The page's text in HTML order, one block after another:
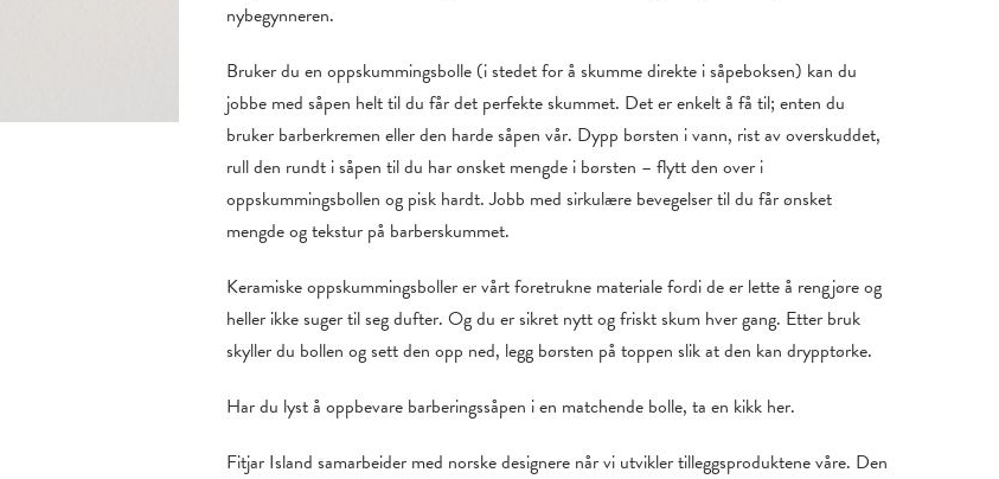
nybegynneren.
Bruker du en oppskummingsbolle (i stedet for å skumme direkte i såpeboksen) kan du
jobbe med såpen helt til du får det perfekte skummet. Det er enkelt å få til; enten du
bruker barberkremen eller den harde såpen vår. Dypp børsten i vann, rist av overskuddet,
rull den rundt i såpen til du har ønsket mengde i børsten – flytt den over i
oppskummingsbollen og pisk hardt. Jobb med sirkulære bevegelser til du får ønsket
mengde og tekstur på barberskummet.
Keramiske oppskummingsboller er vårt foretrukne materiale fordi de er lette å rengjøre og
heller ikke suger til seg dufter. Og du er sikret nytt og friskt skum hver gang. Etter bruk
skyller du bollen og sett den opp ned, legg børsten på toppen slik at den kan drypptørke.
Har du lyst å oppbevare barberingssåpen i en matchende bolle, ta en kikk her.
Fitjar Island samarbeider med norske designere når vi utvikler tilleggsproduktene våre. Den